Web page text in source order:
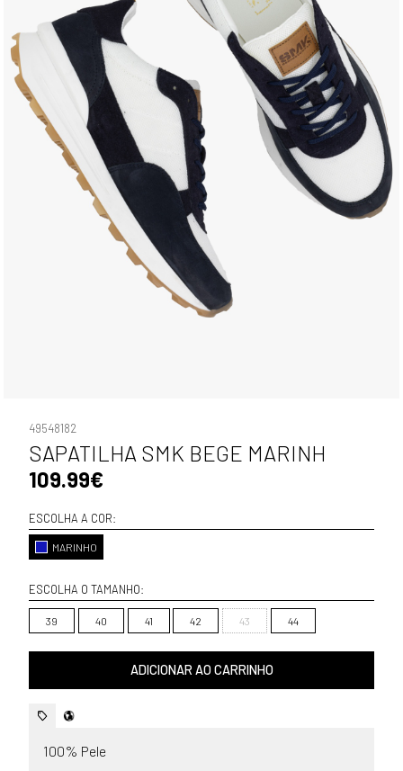
49548182
SAPATILHA SMK BEGE MARINH
109.99€
ESCOLHA A COR:
MARINHO
ESCOLHA O TAMANHO:
39 40 41 42 43 44
ADICIONAR AO CARRINHO
100% Pele